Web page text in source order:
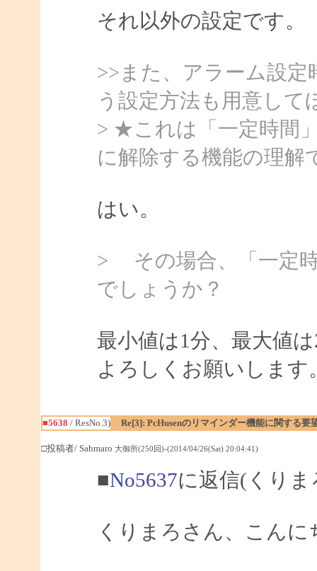
それ以外の設定です。
>>また、アラーム設
う設定方法も用意して
> ★これは「一定時間
に解除する機能の理解
はい。
> その場合、「一定
でしょうか？
最小値は1分、最大値
よろしくお願いします
■5638 / ResNo.3) Re[3]: PcHusenのリマインダー機能に関する要
□投稿者/ Sahmaro 大御所(250回)-(2014/04/26(Sat) 20:04:41)
■No5637に返信(くり
くりまろさん、こんに